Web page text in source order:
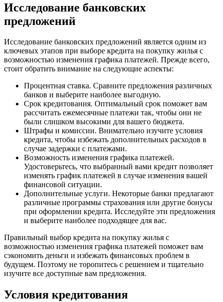
Исследование банковских
предложений
Исследование банковских предложений является одним из
ключевых этапов при выборе кредита на покупку жилья с
возможностью изменения графика платежей. Прежде всего,
стоит обратить внимание на следующие аспекты:
Процентная ставка. Сравните предложения различных
банков и выберите наиболее выгодную.
Срок кредитования. Оптимальный срок поможет вам
рассчитать ежемесячные платежи так, чтобы они не
были слишком высокими для вашего бюджета.
Штрафы и комиссии. Внимательно изучите условия
кредита, чтобы избежать дополнительных расходов в
случае задержки с платежами.
Возможность изменения графика платежей.
Удостоверьтесь, что выбранный вами кредит позволяет
изменять график платежей в случае изменения вашей
финансовой ситуации.
Дополнительные услуги. Некоторые банки предлагают
различные программы страхования или другие бонусы
при оформлении кредита. Исследуйте эти предложения
и выберите наиболее подходящее для вас.
Правильный выбор кредита на покупку жилья с
возможностью изменения графика платежей поможет вам
сэкономить деньги и избежать финансовых проблем в
будущем. Поэтому не торопитесь с решением и тщательно
изучите все доступные вам предложения.
Условия кредитования